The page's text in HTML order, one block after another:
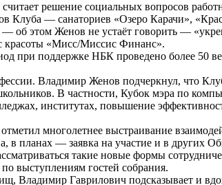
решение социальных вопросов
Клуба — санаториев «Озеро Карачи»,
об этом Женов не устаёт говорить —
красоты «Мисс/Миссис Финанс».
при поддержке НБК проведено более 50
Владимир Женов подчеркнул, что
В частности, Кубок мэра по
институтах, повышение
многолетнее выстраивание
планах — заявка на участие и в других
такие новые формы
выступлениям гостей собрания.
Владимир Гаврилович подсказывает и